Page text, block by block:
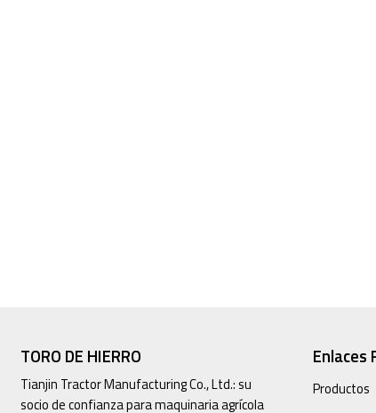
TORO DE HIERRO
Tianjin Tractor Manufacturing Co., Ltd.: su
socio de confianza para maquinaria agrícola
Enlaces
Productos